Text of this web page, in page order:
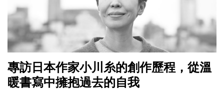
專訪日本作家小川糸的創作歷程，從溫
暖書寫中擁抱過去的自我